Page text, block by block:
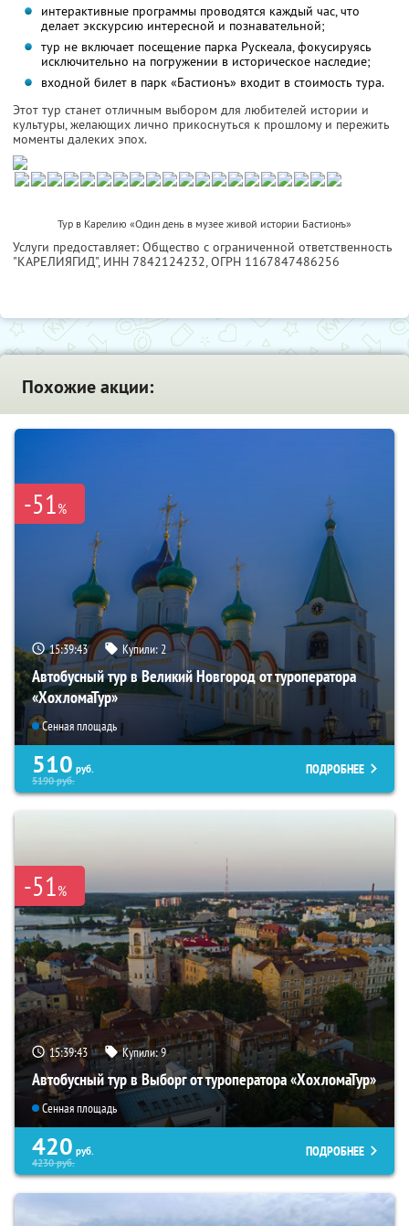
интерактивные программы проводятся каждый час, что
делает экскурсию интересной и познавательной;
тур не включает посещение парка Рускеала, фокусируясь
исключительно на погружении в историческое наследие;
входной билет в парк «Бастионъ» входит в стоимость тура.
Этот тур станет отличным выбором для любителей истории и
культуры, желающих лично прикоснуться к прошлому и пережить
моменты далеких эпох.
Тур в Карелию «Один день в музее живой истории Бастионъ»
Услуги предоставляет: Общество с ограниченной ответственность
"КАРЕЛИЯГИД", ИНН 7842124232, ОГРН 1167847486256
Похожие акции:
-51%
15:39:42 Купили:2
Автобусный тур в Великий Новгород от туроператора
«ХохломаТур»
Сенная площадь
510 руб.
5190руб.
ПОДРОБНЕЕ
-51%
15:39:42 Купили:9
Автобусный тур в Выборг от туроператора «ХохломаТур»
Сенная площадь
420 руб.
4230руб.
ПОДРОБНЕЕ